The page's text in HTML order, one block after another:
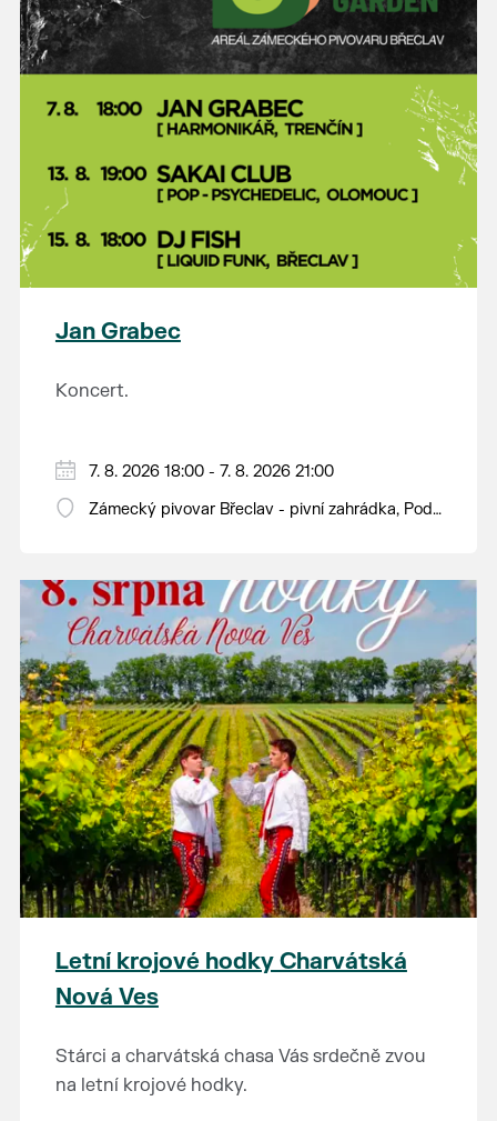
Jan Grabec
Koncert.
7. 8. 2026 18:00 - 7. 8. 2026 21:00
Zámecký pivovar Břeclav - pivní zahrádka, Pod
Letní krojové hodky Charvátská
Nová Ves
Stárci a charvátská chasa Vás srdečně zvou
na letní krojové hodky.